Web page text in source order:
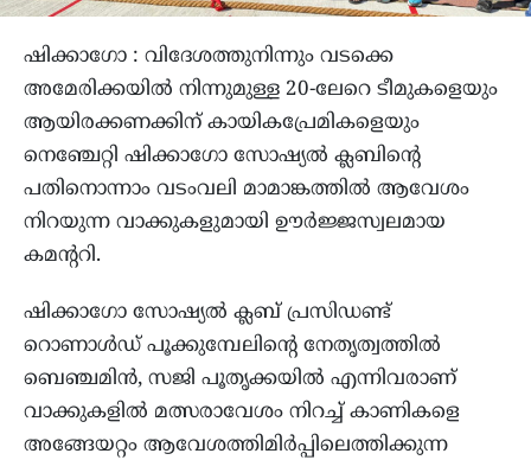
ഷിക്കാഗോ : വിദേശത്തുനിന്നും വടക്കെ
അമേരിക്കയില്‍ നിന്നുമുള്ള 20-ലേറെ ടീമുകളെയും
ആയിരക്കണക്കിന് കായികപ്രേമികളെയും
നെഞ്ചേറ്റി ഷിക്കാഗോ സോഷ്യല്‍ ക്ലബിന്റെ
പതിനൊന്നാം വടംവലി മാമാങ്കത്തില്‍ ആവേശം
നിറയുന്ന വാക്കുകളുമായി ഊര്‍ജ്ജസ്വലമായ
കമന്ററി.
ഷിക്കാഗോ സോഷ്യല്‍ ക്ലബ് പ്രസിഡണ്ട്
റൊണാള്‍ഡ് പൂക്കുമ്പേലിന്റെ നേതൃത്വത്തില്‍
ബെഞ്ചമിന്‍, സജി പൂതൃക്കയില്‍ എന്നിവരാണ്
വാക്കുകളില്‍ മത്സരാവേശം നിറച്ച് കാണികളെ
അങ്ങേയറ്റം ആവേശത്തിമിര്‍പ്പിലെത്തിക്കുന്ന